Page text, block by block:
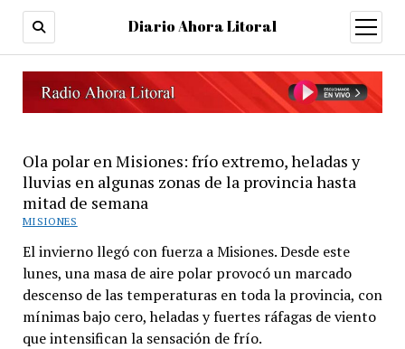
Diario Ahora Litoral
open
menu
Ola polar en Misiones: frío extremo, heladas y
lluvias en algunas zonas de la provincia hasta
mitad de semana
MISIONES
El invierno llegó con fuerza a Misiones. Desde este
lunes, una masa de aire polar provocó un marcado
descenso de las temperaturas en toda la provincia, con
mínimas bajo cero, heladas y fuertes ráfagas de viento
que intensifican la sensación de frío.